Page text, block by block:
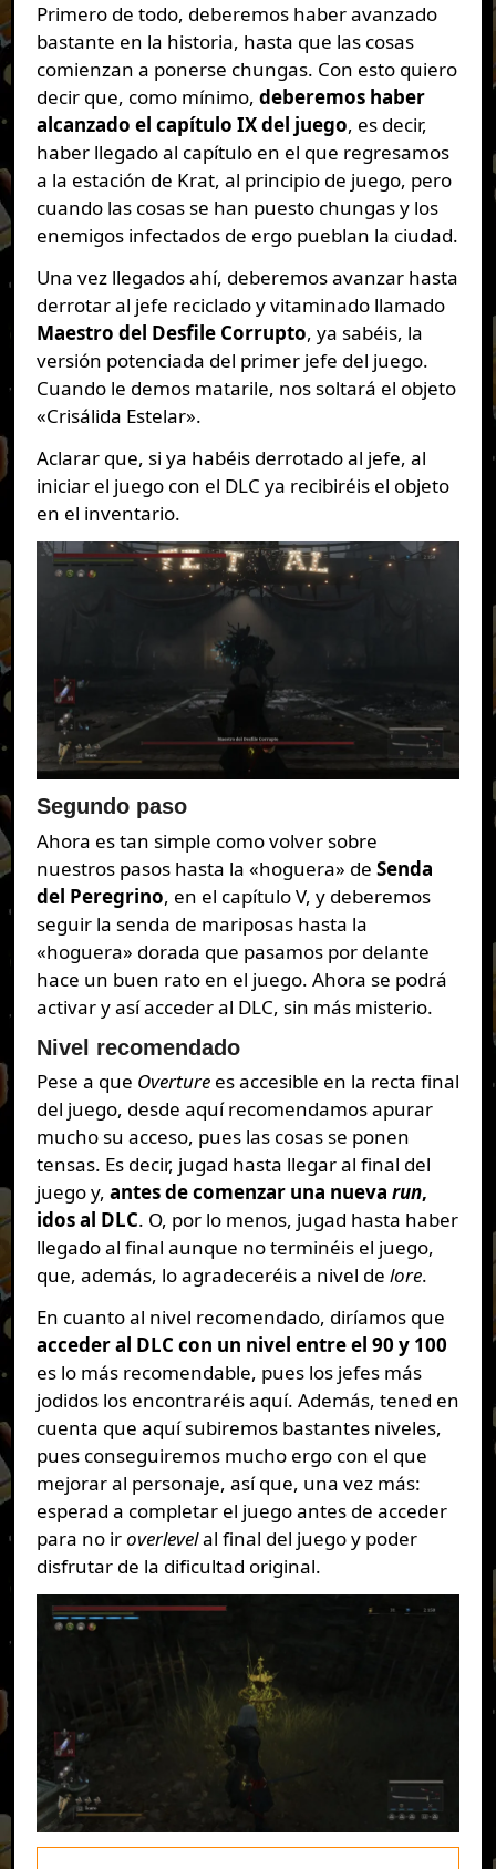
Primero de todo, deberemos haber avanzado
bastante en la historia, hasta que las cosas
comienzan a ponerse chungas. Con esto quiero
decir que, como mínimo, deberemos haber
alcanzado el capítulo IX del juego, es decir,
haber llegado al capítulo en el que regresamos
a la estación de Krat, al principio de juego, pero
cuando las cosas se han puesto chungas y los
enemigos infectados de ergo pueblan la ciudad.
Una vez llegados ahí, deberemos avanzar hasta
derrotar al jefe reciclado y vitaminado llamado
Maestro del Desfile Corrupto, ya sabéis, la
versión potenciada del primer jefe del juego.
Cuando le demos matarile, nos soltará el objeto
«Crisálida Estelar».
Aclarar que, si ya habéis derrotado al jefe, al
iniciar el juego con el DLC ya recibiréis el objeto
en el inventario.
Segundo paso
Ahora es tan simple como volver sobre
nuestros pasos hasta la «hoguera» de Senda
del Peregrino, en el capítulo V, y deberemos
seguir la senda de mariposas hasta la
«hoguera» dorada que pasamos por delante
hace un buen rato en el juego. Ahora se podrá
activar y así acceder al DLC, sin más misterio.
Nivel recomendado
Pese a que Overturees accesible en la recta final
del juego, desde aquí recomendamos apurar
mucho su acceso, pues las cosas se ponen
tensas. Es decir, jugad hasta llegar al final del
juego y, antes de comenzar una nueva run,
idos al DLC. O, por lo menos, jugad hasta haber
llegado al final aunque no terminéis el juego,
que, además, lo agradeceréis a nivel de lore.
En cuanto al nivel recomendado, diríamos que
acceder al DLC con un nivel entre el 90 y 100
es lo más recomendable, pues los jefes más
jodidos los encontraréis aquí. Además, tened en
cuenta que aquí subiremos bastantes niveles,
pues conseguiremos mucho ergo con el que
mejorar al personaje, así que, una vez más:
esperad a completar el juego antes de acceder
para no iroverlevelal final del juego y poder
disfrutar de la dificultad original.